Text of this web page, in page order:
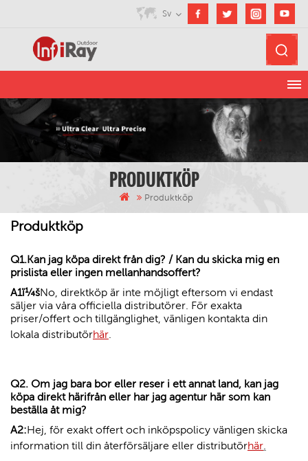
Sv
PRODUKTKÖP
Produktköp
Produktköp
Q1.Kan jag köpa direkt från dig? / Kan du skicka mig en
prislista eller ingen mellanhandsoffert?
A1ï¼šNo , direktköp är inte möjligt eftersom vi endast
säljer via våra officiella distributörer. För exakta
priser/offert och tillgänglighet, vänligen kontakta din
lokala distributörhär
Q2. Om jag bara bor eller reser i ett annat land, kan jag
köpa direkt härifrån eller har jag agentur här som kan
beställa åt mig?
A2:Hej, för exakt offert och inköpspolicy vänligen skicka
information till din återförsäljare eller distributörhär